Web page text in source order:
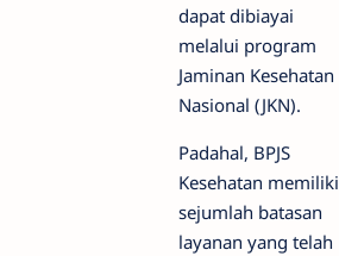
dapat dibiayai
melalui program
Jaminan Kesehatan
Nasional (JKN).
Padahal, BPJS
Kesehatan memiliki
sejumlah batasan
layanan yang telah